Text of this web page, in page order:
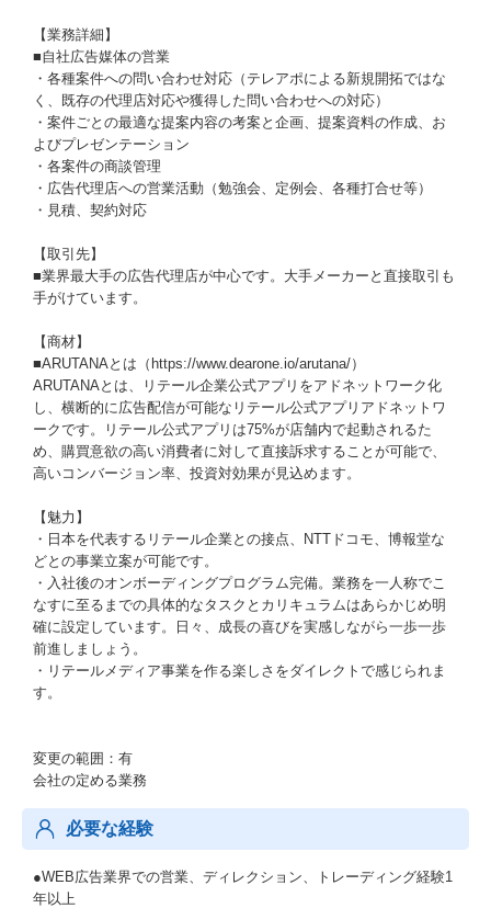
【業務詳細】
■自社広告媒体の営業
・各種案件への問い合わせ対応（テレアポによる新規開拓ではな
く、既存の代理店対応や獲得した問い合わせへの対応）
・案件ごとの最適な提案内容の考案と企画、提案資料の作成、お
よびプレゼンテーション
・各案件の商談管理
・広告代理店への営業活動（勉強会、定例会、各種打合せ等）
・見積、契約対応
【取引先】
■業界最大手の広告代理店が中心です。大手メーカーと直接取引も
手がけています。
【商材】
■ARUTANAとは（https://www.dearone.io/arutana/）
ARUTANAとは、リテール企業公式アプリをアドネットワーク化
し、横断的に広告配信が可能なリテール公式アプリアドネットワ
ークです。リテール公式アプリは75%が店舗内で起動されるた
め、購買意欲の高い消費者に対して直接訴求することが可能で、
高いコンバージョン率、投資対効果が見込めます。
【魅力】
・日本を代表するリテール企業との接点、NTTドコモ、博報堂な
どとの事業立案が可能です。
・入社後のオンボーディングプログラム完備。業務を一人称でこ
なすに至るまでの具体的なタスクとカリキュラムはあらかじめ明
確に設定しています。日々、成長の喜びを実感しながら一歩一歩
前進しましょう。
・リテールメディア事業を作る楽しさをダイレクトで感じられま
す。
変更の範囲：有
会社の定める業務
必要な経験
●WEB広告業界での営業、ディレクション、トレーディング経験1
年以上